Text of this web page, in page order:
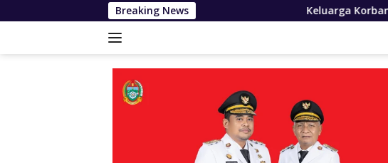
ke
Breaking News Keluarga Korban Mantan Isteri Polisi